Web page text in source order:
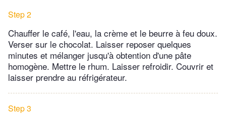
Step 2
Chauffer le café, l'eau, la crème et le beurre à feu doux.
Verser sur le chocolat. Laisser reposer quelques
minutes et mélanger jusqu'à obtention d'une pâte
homogène. Mettre le rhum. Laisser refroidir. Couvrir et
laisser prendre au réfrigérateur.
Step 3